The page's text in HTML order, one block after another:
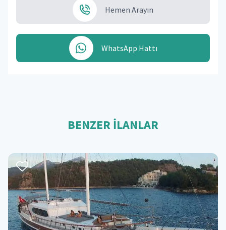
Hemen Arayın
WhatsApp Hattı
BENZER İLANLAR